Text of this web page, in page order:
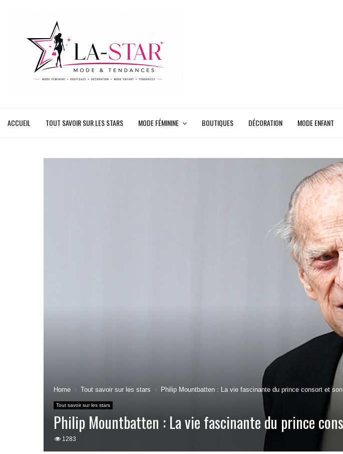
ACCUEIL TOUT SAVOIR SUR LES STARS MODE FÉMININE BOUTIQUES DÉCORATION MODE ENFANT
Home Tout savoir sur les stars Philip Mountbatten : La vie fascinante du prince consort et
Tout savoir sur les stars
Philip Mountbatten : La vie fascinante du prince
1283